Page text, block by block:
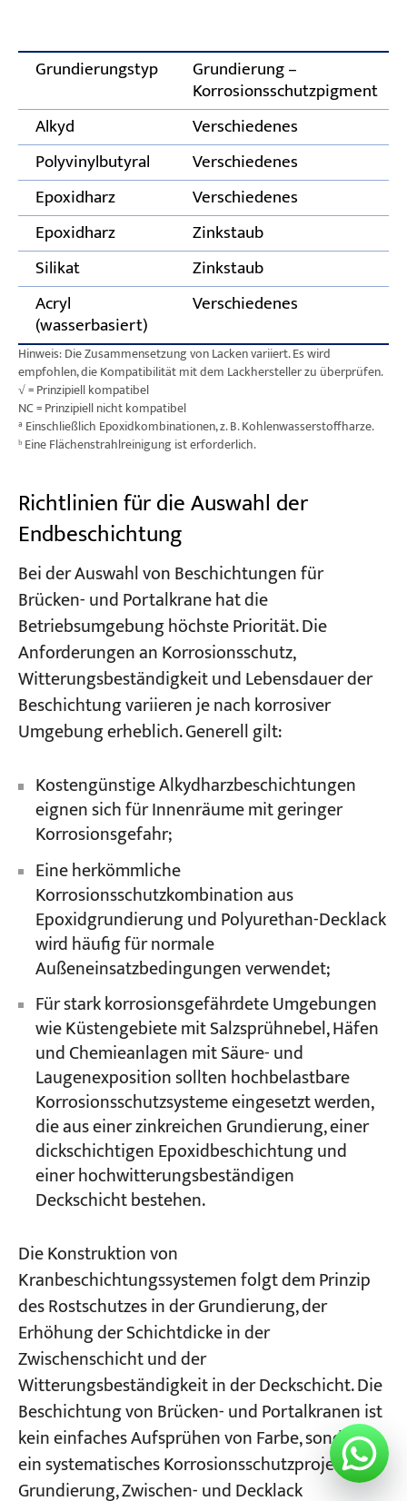
Grundierungstyp Grundierung –
Korrosionsschutzpigment
Alkyd
Verschiedenes
Polyvinylbutyral
Verschiedenes
Epoxidharz
Verschiedenes
Epoxidharz
Zinkstaub
Silikat
Zinkstaub
Acryl
(wasserbasiert)
Verschiedenes
Hinweis: Die Zusammensetzung von Lacken variiert. Es wird
empfohlen, die Kompatibilität mit dem Lackhersteller zu überprüfen.
√ = Prinzipiell kompatibel
NC = Prinzipiell nicht kompatibel
ª Einschließlich Epoxidkombinationen, z. B. Kohlenwasserstoffharze.
ᵇ Eine Flächenstrahlreinigung ist erforderlich.
Richtlinien für die Auswahl der
Endbeschichtung
Bei der Auswahl von Beschichtungen für
Brücken- und Portalkrane hat die
Betriebsumgebung höchste Priorität. Die
Anforderungen an Korrosionsschutz,
Witterungsbeständigkeit und Lebensdauer der
Beschichtung variieren je nach korrosiver
Umgebung erheblich. Generell gilt:
Kostengünstige Alkydharzbeschichtungen
eignen sich für Innenräume mit geringer
Korrosionsgefahr;
Eine herkömmliche
Korrosionsschutzkombination aus
Epoxidgrundierung und Polyurethan-Decklack
wird häufig für normale
Außeneinsatzbedingungen verwendet;
Für stark korrosionsgefährdete Umgebungen
wie Küstengebiete mit Salzsprühnebel, Häfen
und Chemieanlagen mit Säure- und
Laugenexposition sollten hochbelastbare
Korrosionsschutzsysteme eingesetzt werden,
die aus einer zinkreichen Grundierung, einer
dickschichtigen Epoxidbeschichtung und
einer hochwitterungsbeständigen
Deckschicht bestehen.
Die Konstruktion von
Kranbeschichtungssystemen folgt dem Prinzip
des Rostschutzes in der Grundierung, der
Erhöhung der Schichtdicke in der
Zwischenschicht und der
Witterungsbeständigkeit in der Deckschicht. Die
Beschichtung von Brücken- und Portalkranen ist
kein einfaches Aufsprühen von Farbe, sondern
ein systematisches Korrosionsschutzprojekt, das
Grundierung, Zwischen- und Decklack